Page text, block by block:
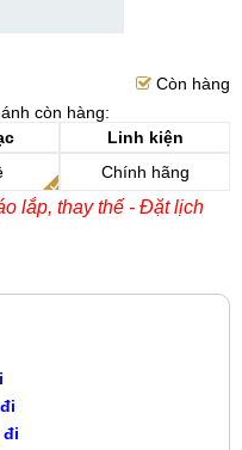
Còn hàng
còn hàng:
Linh kiện
Chính hãng
lắp, thay thế - Đặt lịch